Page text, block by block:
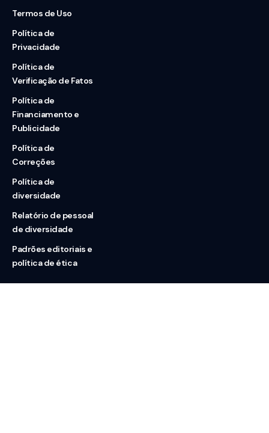
Termos de Uso
Política de
Privacidade
Política de
Verificação de Fatos
Política de
Financiamento e
Publicidade
Política de
Correções
Política de
diversidade
Relatório de pessoal
de diversidade
Padrões editoriais e
política de ética